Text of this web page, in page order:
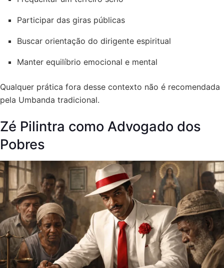
Participar das giras públicas
Buscar orientação do dirigente espiritual
Manter equilíbrio emocional e mental
Qualquer prática fora desse contexto não é recomendada
pela Umbanda tradicional.
Zé Pilintra como Advogado dos
Pobres